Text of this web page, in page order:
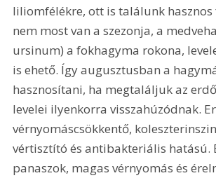
liliomfélékre, ott is találunk
nem most van a szezonja, a
ursinum) a fokhagyma rokona,
is ehető. Így augusztusban a
hasznosítani, ha megtaláljuk az
levelei ilyenkorra visszahúzódnak.
vérnyomáscsökkentő,
vértisztító és antibakteriális hatású.
panaszok, magas vérnyomás és